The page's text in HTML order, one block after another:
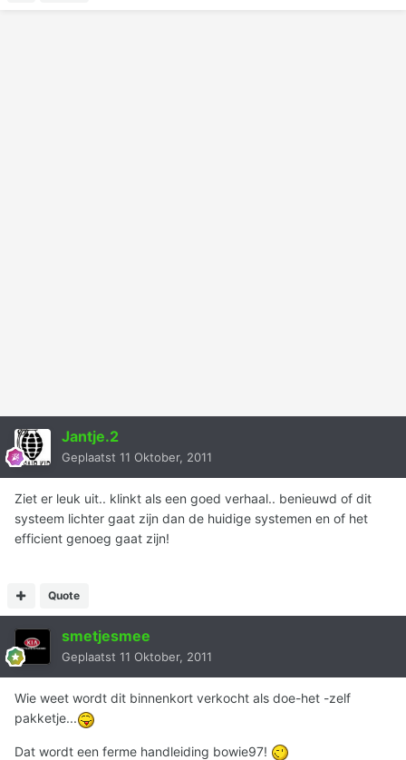
Jantje.2
Geplaatst 11 Oktober, 2011
Ziet er leuk uit.. klinkt als een goed verhaal.. benieuwd of dit
systeem lichter gaat zijn dan de huidige systemen en of het
efficient genoeg gaat zijn!
Quote
smetjesmee
Geplaatst 11 Oktober, 2011
Wie weet wordt dit binnenkort verkocht als doe-het -zelf
pakketje...
Dat wordt een ferme handleiding bowie97!